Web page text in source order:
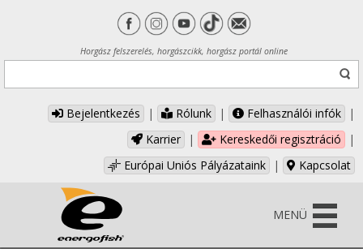
Horgász felszerelés, horgászcikk, horgász portál online
Bejelentkezés | Rólunk | Felhasználói infók
|
Karrier
| Kereskedői regisztráció
|
Európai Uniós Pályázataink
| Kapcsolat
MENÜ